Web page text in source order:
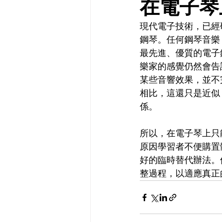
在電子
現代電子技術，已
鋼琴。任何鋼琴音
最先進、優質的電
樂家的感覺仍然會
某些音響效果，並
相比，這還只是近
係。
所以，在電子琴上
原因學習者不便購
好的臨時替代辦法
整過程，以適應真